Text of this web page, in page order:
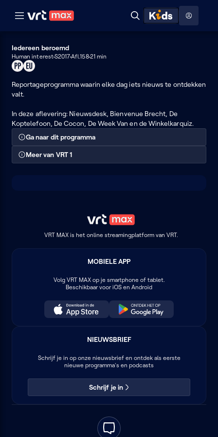
Naar hoofdinhoud Naar audiodescriptie Naar help
Zoeken
ontdekken
Iedereen beroemd
Human interestS2017Afl.15821 min
Product
Dit
kan
je
in
de
EU
Reportageprogramma waarin elke dag iets nieuws te ontdekken
valt.
In deze aflevering: Nieuwsdesk, Bienvenue Brecht, De
Koptelefoon, De Cocon, De Week Van en de Winkelkarquiz.
Ga naar dit programma
Meer van VRT 1
VRT MAX is het online streamingplatform van VRT.
MOBIELE APP
Volg VRT MAXop je smartphone of tablet.
Beschikbaar voor iOS en Android
NIEUWSBRIEF
Schrijf je in op onze nieuwsbrief en ontdek als eerste
nieuwe programma's en podcasts
Schrijf je in